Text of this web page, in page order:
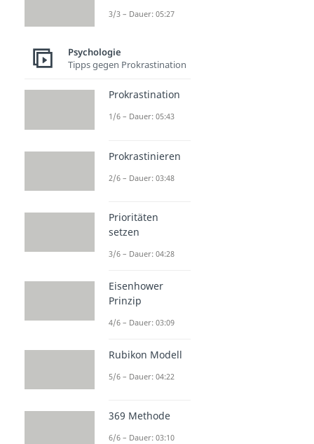
3/3 – Dauer: 05:27
Psychologie
Tipps gegen Prokrastination
Prokrastination
1/6 – Dauer: 05:43
Prokrastinieren
2/6 – Dauer: 03:48
Prioritäten
setzen
3/6 – Dauer: 04:28
Eisenhower
Prinzip
4/6 – Dauer: 03:09
Rubikon Modell
5/6 – Dauer: 04:22
369 Methode
6/6 – Dauer: 03:10